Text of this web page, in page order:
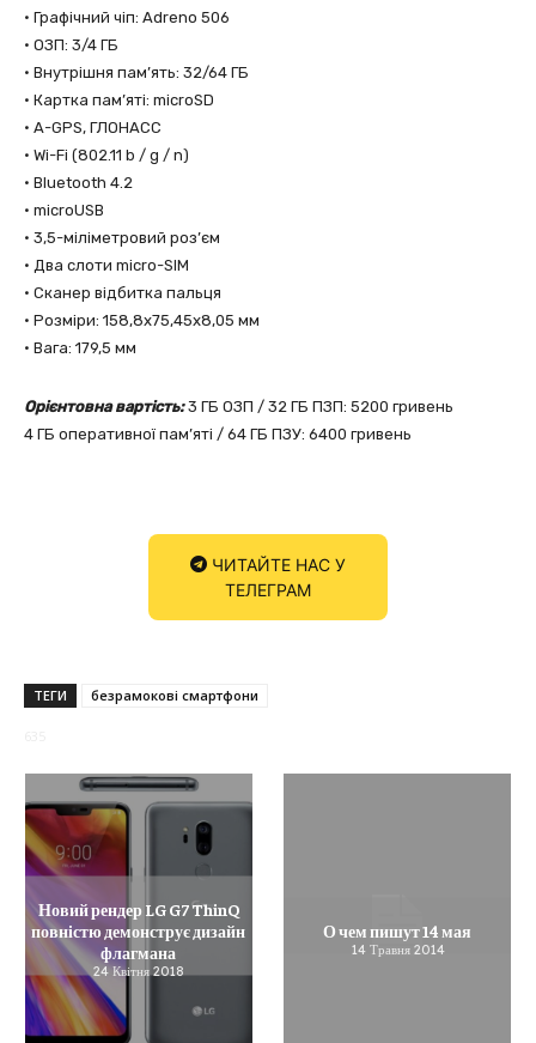
• Графічний чіп: Adreno 506
• ОЗП: 3/4 ГБ
• Внутрішня пам’ять: 32/64 ГБ
• Картка пам’яті: microSD
• A-GPS, ГЛОНАСС
• Wi-Fi (802.11 b / g / n)
• Bluetooth 4.2
• microUSB
• 3,5-міліметровий роз’єм
• Два слоти micro-SIM
• Сканер відбитка пальця
• Розміри: 158,8х75,45х8,05 мм
• Вага: 179,5 мм
Орієнтовна вартість:3 ГБ ОЗП / 32 ГБ ПЗП: 5200 гривень
4 ГБ оперативної пам’яті / 64 ГБ ПЗУ: 6400 гривень
ЧИТАЙТЕ НАС У
ТЕЛЕГРАМ
ТЕГИ безрамоковi смартфони
Новий рендер LG G7 ThinQ
повністю демонструє дизайн
флагмана
24 Квітня 2018
О чем пишут 14 мая
14 Травня 2014